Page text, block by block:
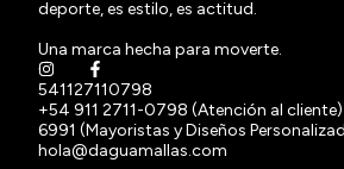
deporte, es estilo, es actitud.
Una marca hecha para moverte.
541127110798
+54 911 2711-0798 (Atención al
6991 (Mayoristas y Diseños
hola@daguamallas.com